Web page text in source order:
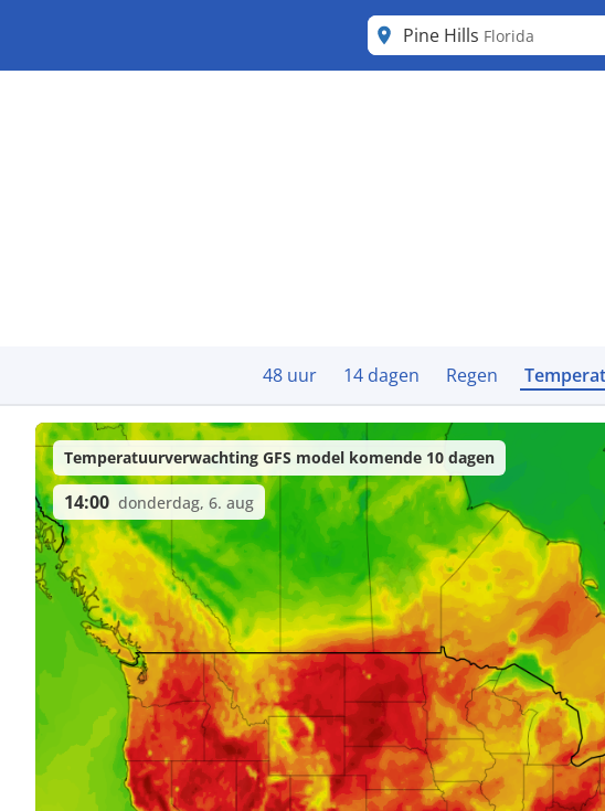
Pine Hills Florida
48 uur 14 dagen Regen
Temperatuurverwachting GFS model komende 10 dagen
14:00 donderdag, 6. aug